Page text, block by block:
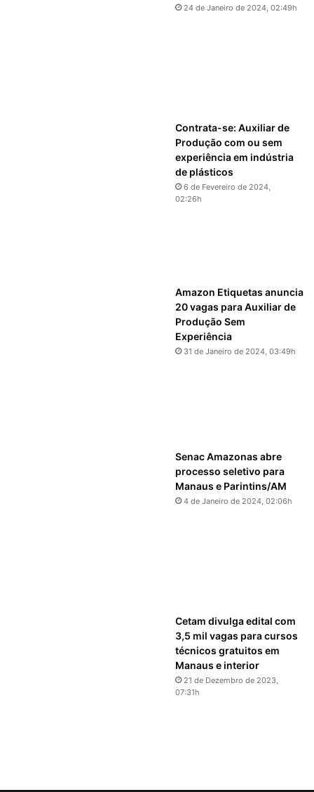
24 de Janeiro de 2024, 02:49h
Contrata-se: Auxiliar de
Produção com ou sem
experiência em indústria
de plásticos
6 de Fevereiro de 2024,
02:26h
Amazon Etiquetas anuncia
20 vagas para Auxiliar de
Produção Sem
Experiência
31 de Janeiro de 2024, 03:49h
Senac Amazonas abre
processo seletivo para
Manaus e Parintins/AM
4 de Janeiro de 2024, 02:06h
Cetam divulga edital com
3,5 mil vagas para cursos
técnicos gratuitos em
Manaus e interior
21 de Dezembro de 2023,
07:31h